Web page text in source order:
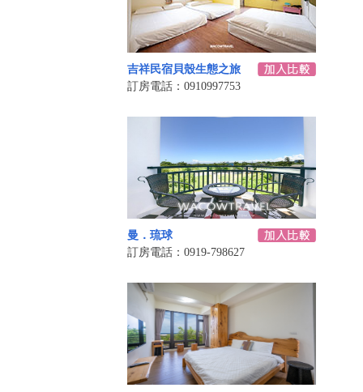
吉祥民宿貝殼生態之旅
訂房電話：0910997753
曼．琉球
訂房電話：0919-798627